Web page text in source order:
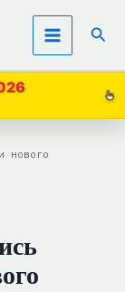
нового